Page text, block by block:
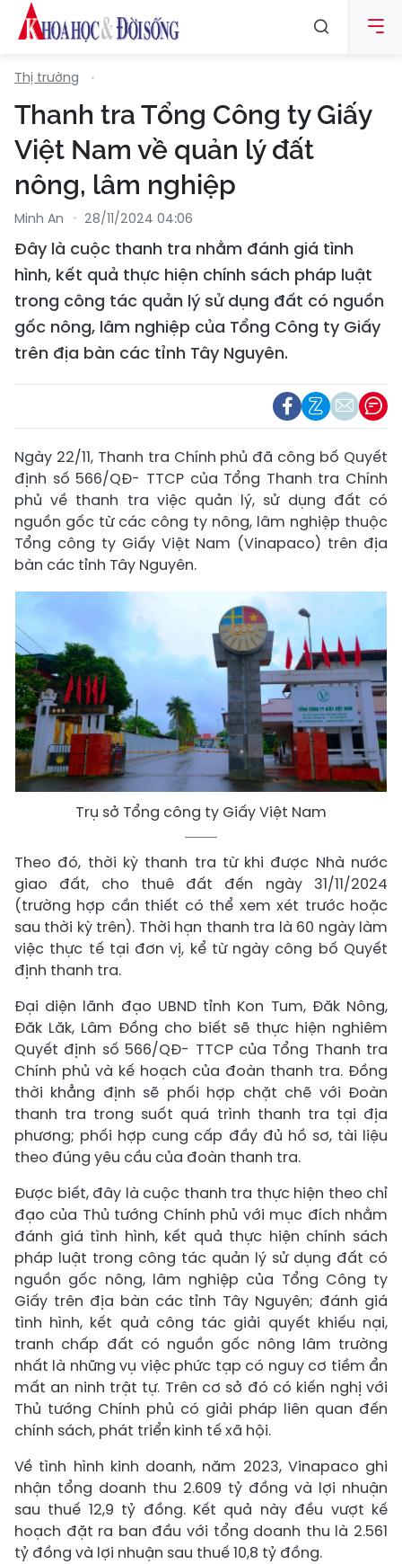
Thị trường
Thanh tra Tổng Công ty Giấy
Việt Nam về quản lý đất
nông, lâm nghiệp
Minh An 28/11/2024 04:06
Đây là cuộc thanh tra nhằm đánh giá tình
hình, kết quả thực hiện chính sách pháp luật
trong công tác quản lý sử dụng đất có nguồn
gốc nông, lâm nghiệp của Tổng Công ty Giấy
trên địa bàn các tỉnh Tây Nguyên.
Ngày 22/11, Thanh tra Chính phủ đã công bố Quyết
định số 566/QĐ- TTCP của Tổng Thanh tra Chính
phủ về thanh tra việc quản lý, sử dụng đất có
nguồn gốc từ các công ty nông, lâm nghiệp thuộc
Tổng công ty Giấy Việt Nam (Vinapaco) trên địa
bàn các tỉnh Tây Nguyên.
Trụ sở Tổng công ty Giấy Việt Nam
Theo đó, thời kỳ thanh tra từ khi được Nhà nước
giao đất, cho thuê đất đến ngày 31/11/2024
(trường hợp cần thiết có thể xem xét trước hoặc
sau thời kỳ trên). Thời hạn thanh tra là 60 ngày làm
việc thực tế tại đơn vị, kể từ ngày công bố Quyết
định thanh tra.
Đại diện lãnh đạo UBND tỉnh Kon Tum, Đăk Nông,
Đăk Lăk, Lâm Đồng cho biết sẽ thực hiện nghiêm
Quyết định số 566/QĐ- TTCP của Tổng Thanh tra
Chính phủ và kế hoạch của đoàn thanh tra. Đồng
thời khẳng định sẽ phối hợp chặt chẽ với Đoàn
thanh tra trong suốt quá trình thanh tra tại địa
phương; phối hợp cung cấp đầy đủ hồ sơ, tài liệu
theo đúng yêu cầu của đoàn thanh tra.
Được biết, đây là cuộc thanh tra thực hiện theo chỉ
đạo của Thủ tướng Chính phủ với mục đích nhằm
đánh giá tình hình, kết quả thực hiện chính sách
pháp luật trong công tác quản lý sử dụng đất có
nguồn gốc nông, lâm nghiệp của Tổng Công ty
Giấy trên địa bàn các tỉnh Tây Nguyên; đánh giá
tình hình, kết quả công tác giải quyết khiếu nại,
tranh chấp đất có nguồn gốc nông lâm trường
nhất là những vụ việc phức tạp có nguy cơ tiềm ẩn
mất an ninh trật tự. Trên cơ sở đó có kiến nghị với
Thủ tướng Chính phủ có giải pháp liên quan đến
chính sách, phát triển kinh tế xã hội.
Về tình hình kinh doanh, năm 2023, Vinapaco ghi
nhận tổng doanh thu 2.609 tỷ đồng và lợi nhuận
sau thuế 12,9 tỷ đồng. Kết quả này đều vượt kế
hoạch đặt ra ban đầu với tổng doanh thu là 2.561
tỷ đồng và lợi nhuận sau thuế 10,8 tỷ đồng.